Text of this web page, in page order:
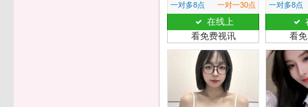
一对多8点 一对一30点
在线上
看免费视讯
一对多8点
看